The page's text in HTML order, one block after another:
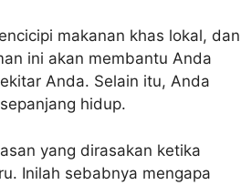
makanan khas lokal, dan
ini akan membantu Anda
Anda. Selain itu, Anda
hidup.
yang dirasakan ketika
Inilah sebabnya mengapa